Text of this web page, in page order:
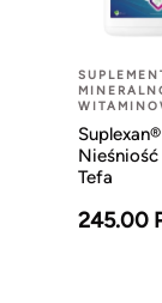
Suplexan®
Nieśniość
Tefa
245.00